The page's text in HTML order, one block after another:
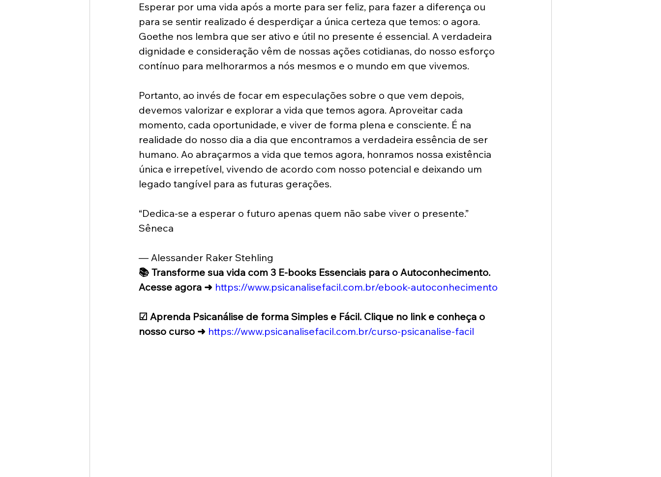
Esperar por uma vida após a morte para ser feliz, para fazer a diferença ou
para se sentir realizado é desperdiçar a única certeza que temos: o agora.
Goethe nos lembra que ser ativo e útil no presente é essencial. A verdadeira
dignidade e consideração vêm de nossas ações cotidianas, do nosso esforço
contínuo para melhorarmos a nós mesmos e o mundo em que vivemos.
Portanto, ao invés de focar em especulações sobre o que vem depois,
devemos valorizar e explorar a vida que temos agora. Aproveitar cada
momento, cada oportunidade, e viver de forma plena e consciente. É na
realidade do nosso dia a dia que encontramos a verdadeira essência de ser
humano. Ao abraçarmos a vida que temos agora, honramos nossa existência
única e irrepetível, vivendo de acordo com nosso potencial e deixando um
legado tangível para as futuras gerações.
“Dedica-se a esperar o futuro apenas quem não sabe viver o presente.”
Sêneca
— Alessander Raker Stehling
📚 Transforme sua vida com 3 E-books Essenciais para o Autoconhecimento.
Acesse agora ➜ https://www.psicanalisefacil.com.br/ebook-autoconhecimento
☑ Aprenda Psicanálise de forma Simples e Fácil. Clique no link e conheça o
nosso curso ➜ https://www.psicanalisefacil.com.br/curso-psicanalise-facil